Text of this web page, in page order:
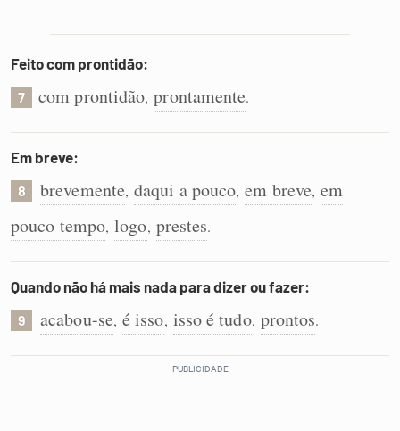
Feito com prontidão:
7 com prontidão, prontamente.
Em breve:
8 brevemente, daqui a pouco, em breve, em
pouco tempo, logo, prestes.
Quando não há mais nada para dizer ou fazer:
9 acabou-se, é isso, isso é tudo, prontos.